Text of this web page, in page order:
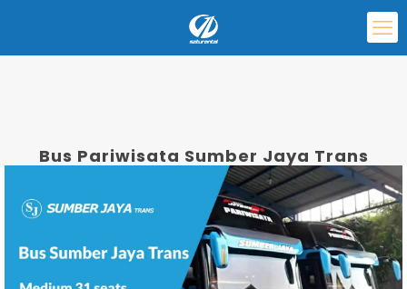
Bus Pariwisata Sumber Jaya Trans